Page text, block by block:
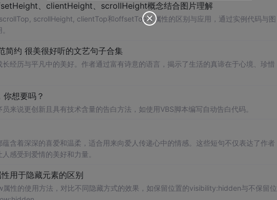
、clientHeight、scrollHeight概念结合图片理解
scrollHeight, clientTop和offsetTop等属性的区别与应用，通过实例代码与图
简约 很美很好听的文艺句子合集
经历与平凡中的美好。作者通过富有诗意的语言，揭示了生活的真谛在于心境、珍惜
想要吗？
来说更创新且具有技术含量的告白方法，如使用VBS脚本编写自动告白代码。
含着深深的喜爱和温柔，适合用来向爱人传递心中的情感。这些短句不仅表达了作者
感受到爱情的美好和力量。
用于隐藏元素的区别
性的使用方法，对比不同隐藏方式的效果，如保留位置的visibility:hidden与不保留位